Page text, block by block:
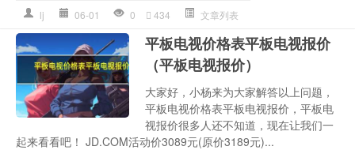
lj 06-01 0 434 文章列表
平板电视价格表平板电视报价
（平板电视报价）
大家好，小杨来为大家解答以上问题，
平板电视价格表平板电视报价，平板电
视报价很多人还不知道，现在让我们一
起来看看吧！ JD.COM活动价3089元(原价3189元)...